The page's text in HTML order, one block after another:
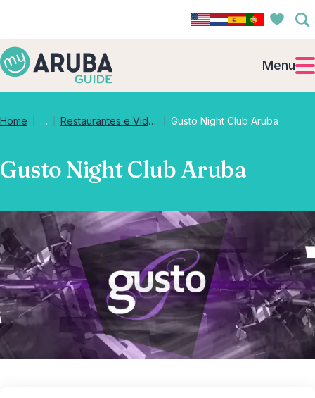
Menu
Home … Collapsed breadcrumb levels
Restaurantes e Vida Noturna Gusto Night Club Aruba
Gusto Night Club Aruba